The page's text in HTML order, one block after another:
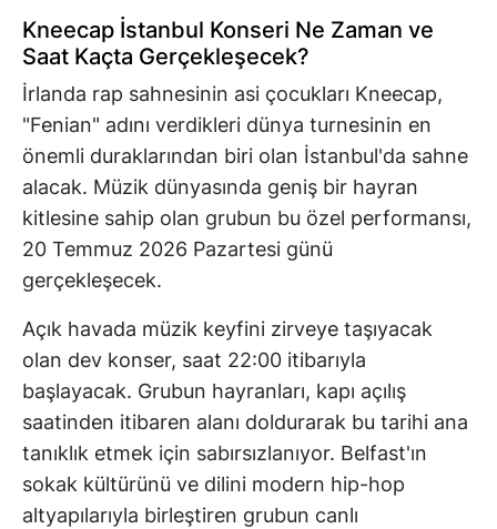
Kneecap İstanbul Konseri Ne Zaman ve
Saat Kaçta Gerçekleşecek?
İrlanda rap sahnesinin asi çocukları Kneecap,
"Fenian" adını verdikleri dünya turnesinin en
önemli duraklarından biri olan İstanbul'da sahne
alacak. Müzik dünyasında geniş bir hayran
kitlesine sahip olan grubun bu özel performansı,
20 Temmuz 2026 Pazartesi günü
gerçekleşecek.
Açık havada müzik keyfini zirveye taşıyacak
olan dev konser, saat 22:00 itibarıyla
başlayacak. Grubun hayranları, kapı açılış
saatinden itibaren alanı doldurarak bu tarihi ana
tanıklık etmek için sabırsızlanıyor. Belfast'ın
sokak kültürünü ve dilini modern hip-hop
altyapılarıyla birleştiren grubun canlı